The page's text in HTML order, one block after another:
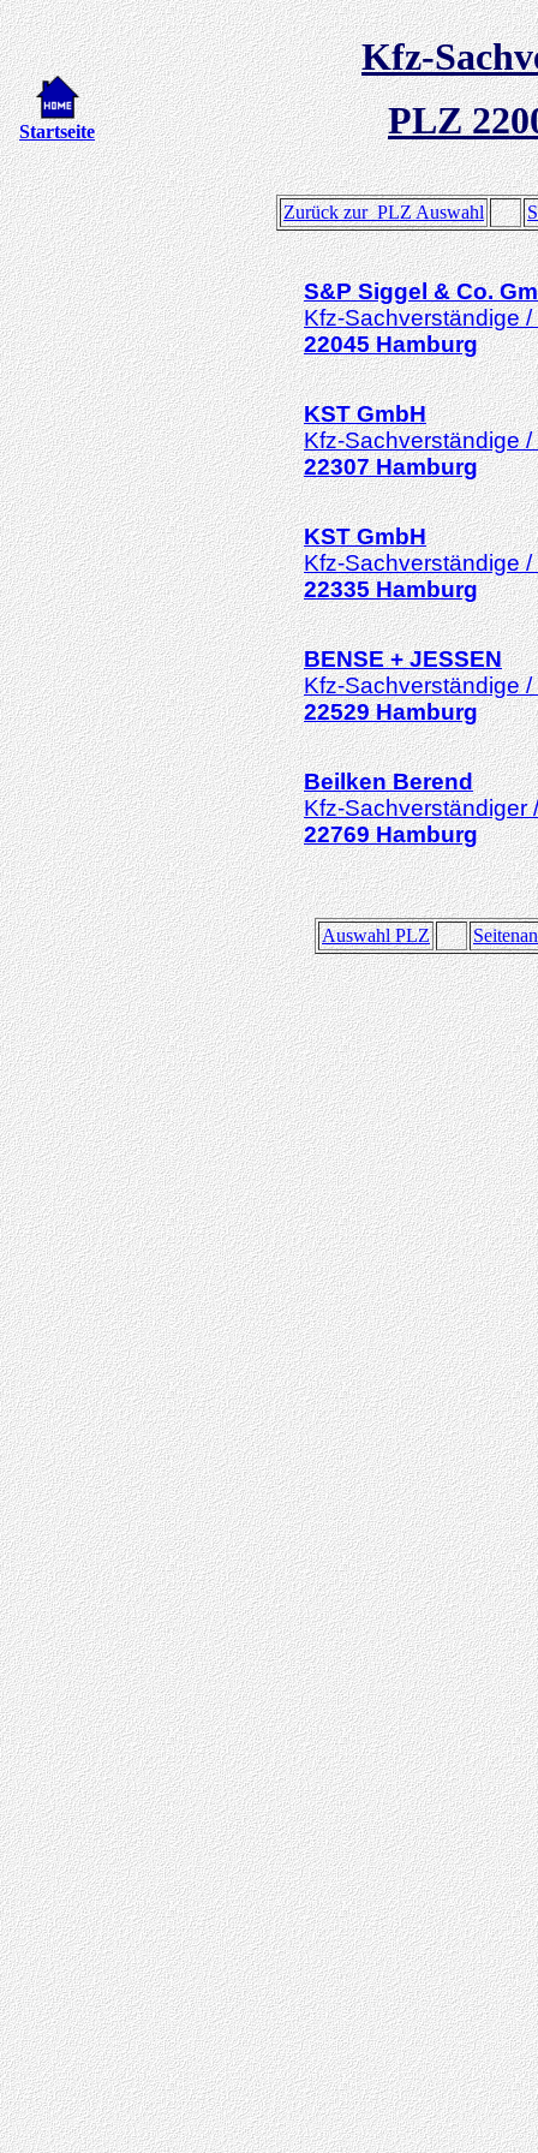
Startseite
Kfz-
PLZ
Zurück zur PLZ Auswahl
S&P Siggel & Co.
Kfz-Sachverständige /
22045 Hamburg
KST GmbH
Kfz-Sachverständige /
22307 Hamburg
KST GmbH
Kfz-Sachverständige
22335 Hamburg
BENSE + JESSEN
Kfz-Sachverständige /
22529 Hamburg
Beilken Berend
Kfz-Sachverständiger
22769 Hamburg
Auswahl PLZ